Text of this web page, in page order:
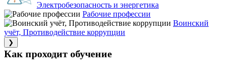
Электробезопасность и энергетика
Рабочие профессии
Воинский
учёт, Противодействие коррупции
❯
Как проходит обучение